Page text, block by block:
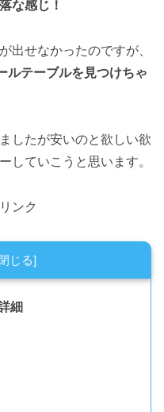
な感じ！
出せなかったのですが、
ルテーブルを見つけちゃ
したが安いのと欲しい欲
していこうと思います。
ンク
細